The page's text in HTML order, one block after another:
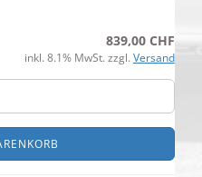
839,00 CHF
inkl. 8.1% MwSt. zzgl. Versand